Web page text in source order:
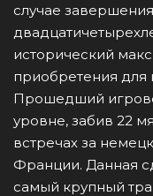
случае
исторический
приобретения для
Прошедший
уровне, забив 22
встречах за
Франции. Данная
самый крупный